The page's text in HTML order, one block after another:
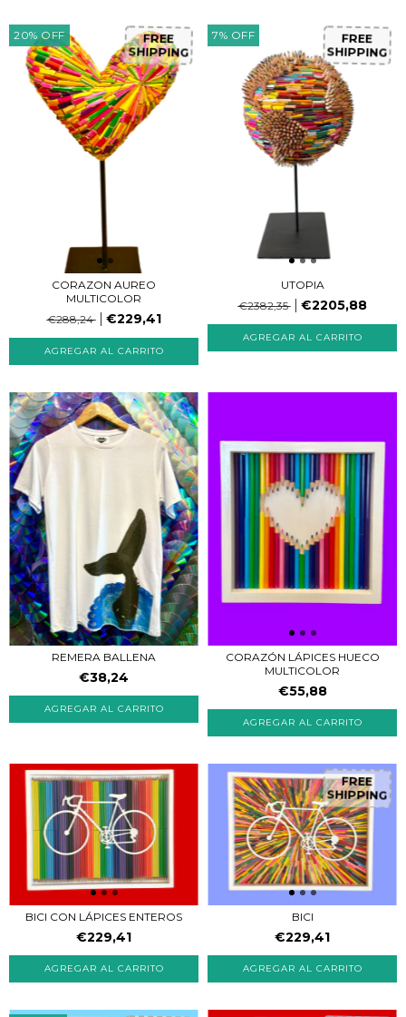
20% OFF FREE
SHIPPING
CORAZON AUREO
MULTICOLOR
€288,24
€229,41
7% OFF FREE
SHIPPING
UTOPIA
€2382,35
€2205,88
REMERA BALLENA
€38,24
CORAZÓN LÁPICES HUECO
MULTICOLOR
€55,88
BICI CON LÁPICES ENTEROS
€229,41
FREE
SHIPPING
BICI
€229,41